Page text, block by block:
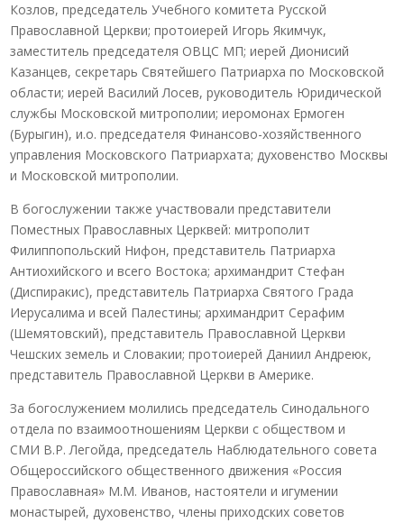
Козлов, председатель Учебного комитета Русской
Православной Церкви; протоиерей Игорь Якимчук,
заместитель председателя ОВЦС МП; иерей Дионисий
Казанцев, секретарь Святейшего Патриарха по Московской
области; иерей Василий Лосев, руководитель Юридической
службы Московской митрополии; иеромонах Ермоген
(Бурыгин), и.о. председателя Финансово-хозяйственного
управления Московского Патриархата; духовенство Москвы
и Московской митрополии.
В богослужении также участвовали представители
Поместных Православных Церквей: митрополит
Филиппопольский Нифон, представитель Патриарха
Антиохийского и всего Востока; архимандрит Стефан
(Диспиракис), представитель Патриарха Святого Града
Иерусалима и всей Палестины; архимандрит Серафим
(Шемятовский), представитель Православной Церкви
Чешских земель и Словакии; протоиерей Даниил Андреюк,
представитель Православной Церкви в Америке.
За богослужением молились председатель Синодального
отдела по взаимоотношениям Церкви с обществом и
СМИ В.Р. Легойда, председатель Наблюдательного совета
Общероссийского общественного движения «Россия
Православная» М.М. Иванов, настоятели и игумении
монастырей, духовенство, члены приходских советов